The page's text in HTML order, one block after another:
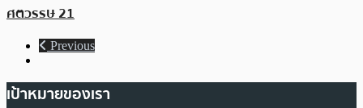
ศตวรรษ 21
Previous
เป้าหมายของเรา